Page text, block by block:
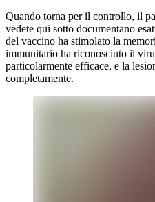
Quando torna per il controllo, il
vedete qui sotto documentano
del vaccino ha stimolato la
immunitario ha riconosciuto il
particolarmente efficace, e la
completamente.